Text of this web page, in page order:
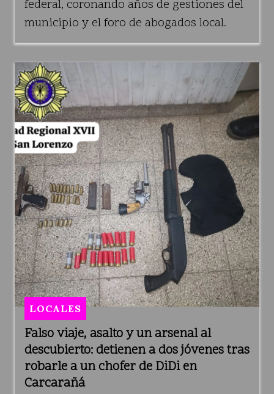
federal, coronando años de gestiones del
municipio y el foro de abogados local.
Falso viaje, asalto y un arsenal al
descubierto: detienen a dos jóvenes tras
robarle a un chofer de DiDi en
Carcarañá
LOCALES